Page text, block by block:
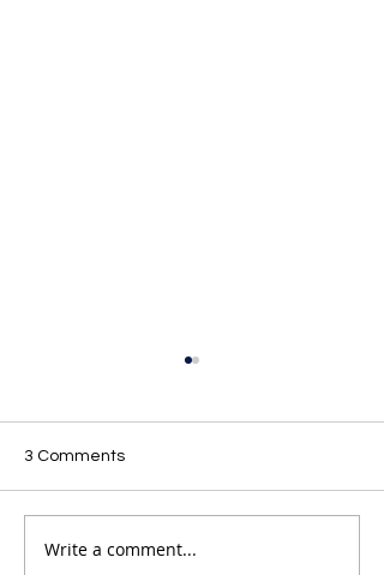
Unlock Your Potential:
3 Comments
Write a comment...